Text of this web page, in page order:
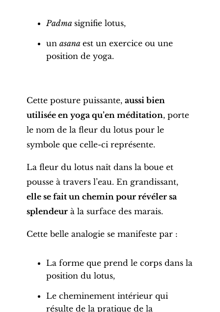
Padma signifie lotus,
un asana est un exercice ou une
position de yoga.
Cette posturepuissante, aussi bien
utilisée en yoga qu’en méditation, porte
le nom de la fleur du lotus pour le
symbole que celle-ci représente.
La fleur du lotus naît dans la boue et
pousse à travers l’eau. En grandissant,
elle se fait un chemin pour révéler sa
splendeurà la surface des marais.
Cette belle analogie se manifeste par :
La forme que prend le corps dans la
position du lotus,
Le cheminement intérieur qui
résulte de la pratique de la